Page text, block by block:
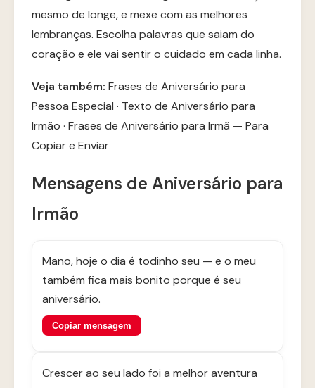
mesmo de longe, e mexe com as melhores
lembranças. Escolha palavras que saiam do
coração e ele vai sentir o cuidado em cada linha.
Veja também: Frases de Aniversário para
Pessoa Especial · Texto de Aniversário para
Irmão · Frases de Aniversário para Irmã — Para
Copiar e Enviar
Mensagens de Aniversário para
Irmão
Mano, hoje o dia é todinho seu — e o meu
também fica mais bonito porque é seu
aniversário.
Copiar mensagem
Crescer ao seu lado foi a melhor aventura